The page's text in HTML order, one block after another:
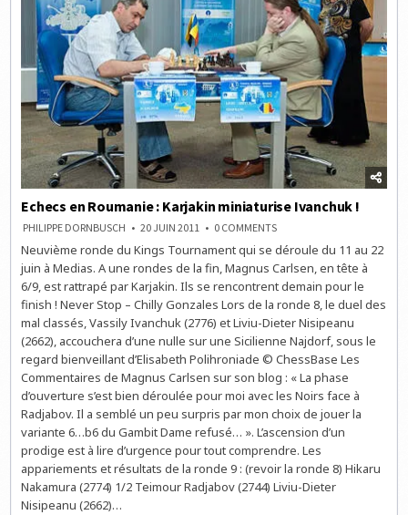
Echecs en Roumanie : Karjakin miniaturise Ivanchuk !
PHILIPPE DORNBUSCH 20 JUIN 2011 0 COMMENTSON
EN
:
KARJAKIN
MINIATURISE
IVANCHUK
Neuvième ronde du Kings Tournament qui se déroule du 11 au 22
juin à Medias. A une rondes de la fin, Magnus Carlsen, en tête à
6/9, est rattrapé par Karjakin. Ils se rencontrent demain pour le
finish ! Never Stop – Chilly Gonzales Lors de la ronde 8, le duel des
mal classés, Vassily Ivanchuk (2776) et Liviu-Dieter Nisipeanu
(2662), accouchera d’une nulle sur une Sicilienne Najdorf, sous le
regard bienveillant d’Elisabeth Polihroniade © ChessBase Les
Commentaires de Magnus Carlsen sur son blog : « La phase
d’ouverture s’est bien déroulée pour moi avec les Noirs face à
Radjabov. Il a semblé un peu surpris par mon choix de jouer la
variante 6…b6 du Gambit Dame refusé… ». L’ascension d’un
prodige est à lire d’urgence pour tout comprendre. Les
appariements et résultats de la ronde 9 : (revoir la ronde 8) Hikaru
Nakamura (2774) 1/2 Teimour Radjabov (2744) Liviu-Dieter
Nisipeanu (2662)…